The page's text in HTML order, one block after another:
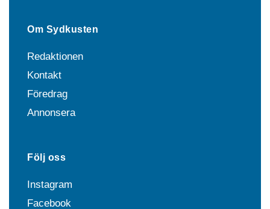
Om Sydkusten
Redaktionen
Kontakt
Föredrag
Annonsera
Följ oss
Instagram
Facebook